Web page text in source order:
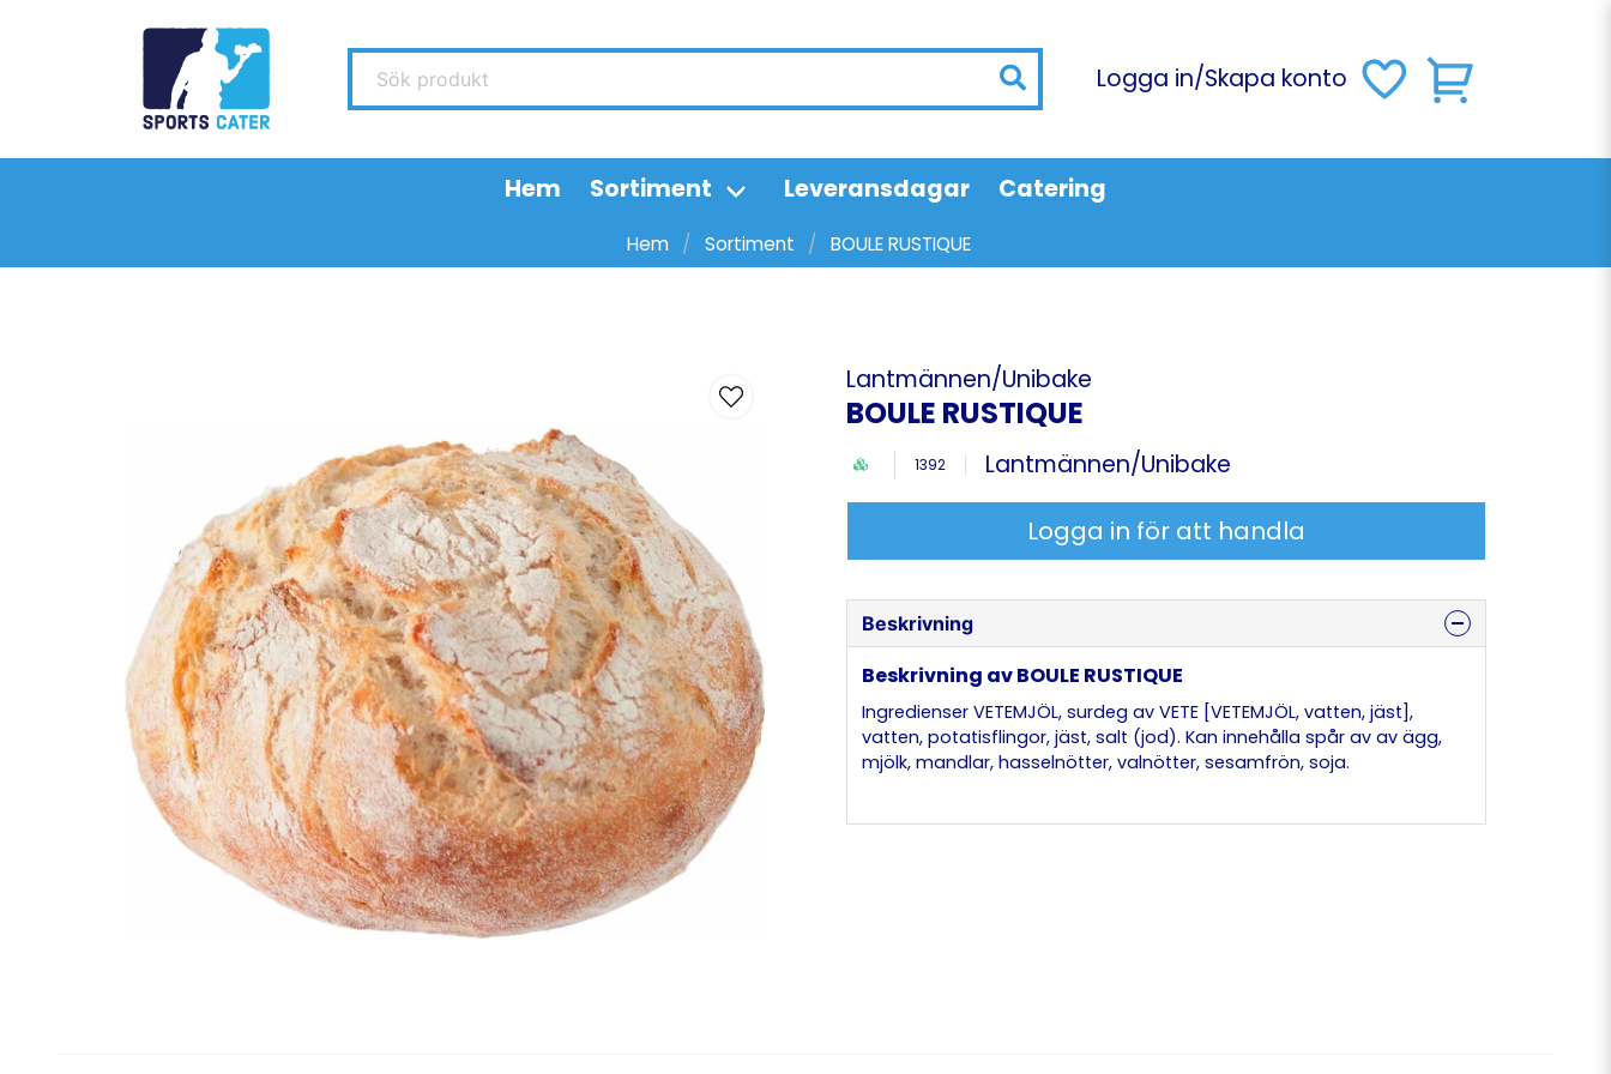
Sök produkt Logga in/Skapa konto
Hem Sortiment Leveransdagar Catering
Hem Sortiment BOULE RUSTIQUE
Lantmännen/Unibake
BOULE RUSTIQUE
1392 Lantmännen/Unibake
Logga in för att handla
Beskrivning
Beskrivning av BOULE RUSTIQUE
Ingredienser VETEMJÖL, surdeg av VETE [VETEMJÖL, vatten, jäst],
vatten, potatisflingor, jäst, salt (jod). Kan innehålla spår av av ägg,
mjölk, mandlar, hasselnötter, valnötter, sesamfrön, soja.